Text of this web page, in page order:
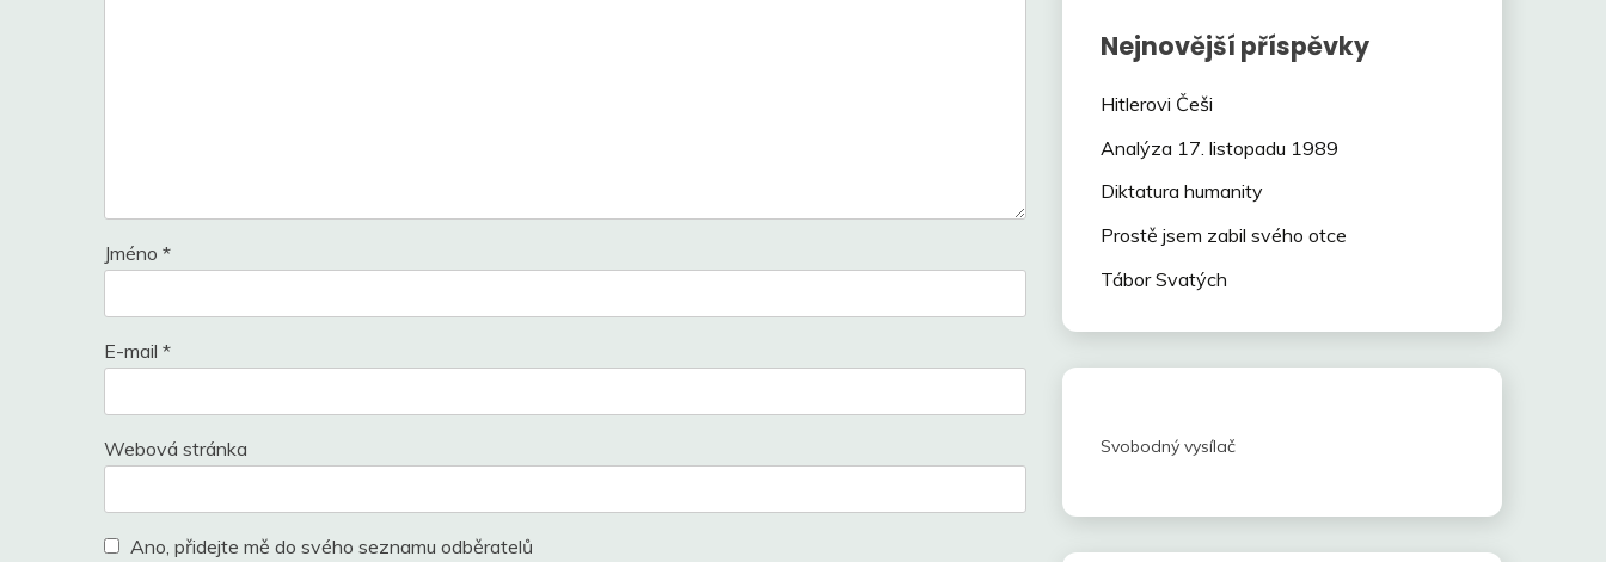
Jméno *
E-mail *
Webová stránka
Ano, přidejte mě do svého seznamu odběratelů
Nejnovější příspěvky
Hitlerovi Češi
Analýza 17. listopadu 1989
Diktatura humanity
Prostě jsem zabil svého otce
Tábor Svatých
Svobodný vysílač